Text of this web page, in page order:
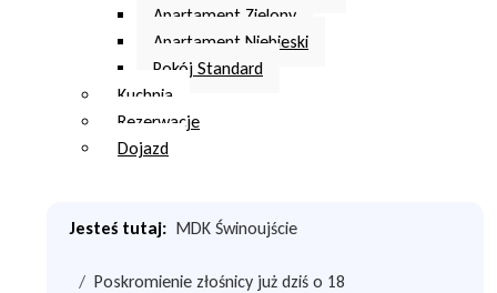
Apartament Zielony
Apartament Niebieski
Pokój Standard
Kuchnia
Rezerwacje
Dojazd
Jesteś tutaj: MDK Świnoujście
Poskromienie złośnicy już dziś o 18